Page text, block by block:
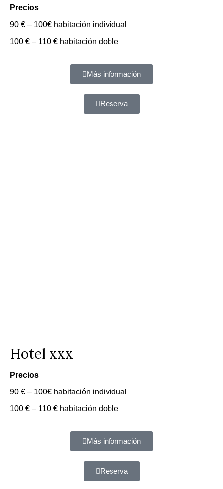
Precios
90 € – 100€ habitación individual
100 € – 110 € habitación doble
Más información
Reserva
Hotel xxx
Precios
90 € – 100€ habitación individual
100 € – 110 € habitación doble
Más información
Reserva